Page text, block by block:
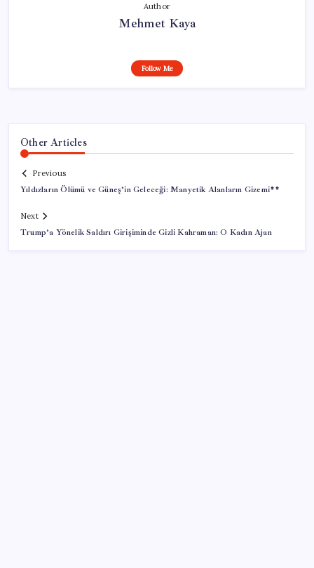
Author
Mehmet Kaya
Follow Me
Other Articles
Previous
Yıldızların Ölümü ve Güneş’in Geleceği: Manyetik Alanların Gizemi**
Next
Trump’a Yönelik Saldırı Girişiminde Gizli Kahraman: O Kadın Ajan